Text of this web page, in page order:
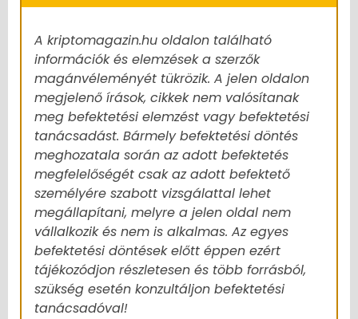
A kriptomagazin.hu oldalon található
információk és elemzések a szerzők
magánvéleményét tükrözik. A jelen oldalon
megjelenő írások, cikkek nem valósítanak
meg befektetési elemzést vagy befektetési
tanácsadást. Bármely befektetési döntés
meghozatala során az adott befektetés
megfelelőségét csak az adott befektető
személyére szabott vizsgálattal lehet
megállapítani, melyre a jelen oldal nem
vállalkozik és nem is alkalmas. Az egyes
befektetési döntések előtt éppen ezért
tájékozódjon részletesen és több forrásból,
szükség esetén konzultáljon befektetési
tanácsadóval!